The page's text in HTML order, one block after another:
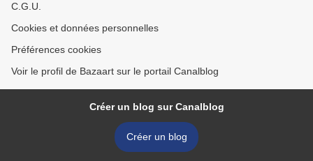
C.G.U.
Cookies et données personnelles
Préférences cookies
Voir le profil de Bazaart sur le portail Canalblog
Créer un blog sur Canalblog
Créer un blog